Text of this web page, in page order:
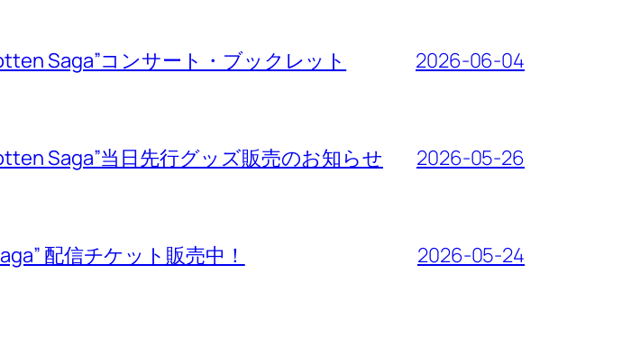
Saga”コンサート・ブックレット 2026-06-04
Saga”当日先行グッズ販売のお知らせ 2026-05-26
配信チケット販売中！ 2026-05-24